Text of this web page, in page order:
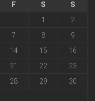
F S
S
1
2
7 8
9
14 15
16
21 22
23
28 29
30